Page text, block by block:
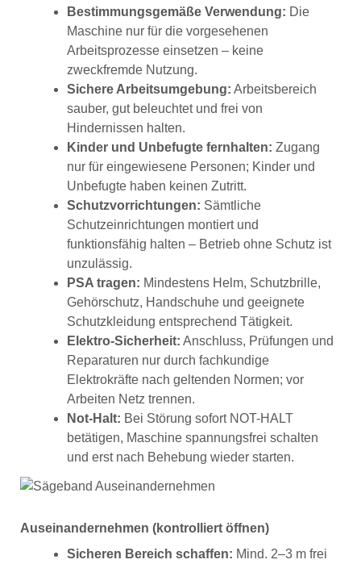
Bestimmungsgemäße Verwendung: Die
Maschine nur für die vorgesehenen
Arbeitsprozesse einsetzen – keine
zweckfremde Nutzung.
Sichere Arbeitsumgebung: Arbeitsbereich
sauber, gut beleuchtet und frei von
Hindernissen halten.
Kinder und Unbefugte fernhalten: Zugang
nur für eingewiesene Personen; Kinder und
Unbefugte haben keinen Zutritt.
Schutzvorrichtungen: Sämtliche
Schutzeinrichtungen montiert und
funktionsfähig halten – Betrieb ohne Schutz ist
unzulässig.
PSA tragen: Mindestens Helm, Schutzbrille,
Gehörschutz, Handschuhe und geeignete
Schutzkleidung entsprechend Tätigkeit.
Elektro-Sicherheit: Anschluss, Prüfungen und
Reparaturen nur durch fachkundige
Elektrokräfte nach geltenden Normen; vor
Arbeiten Netz trennen.
Not-Halt: Bei Störung sofort NOT-HALT
betätigen, Maschine spannungsfrei schalten
und erst nach Behebung wieder starten.
Auseinandernehmen (kontrolliert öffnen)
Sicheren Bereich schaffen: Mind. 2–3 m frei